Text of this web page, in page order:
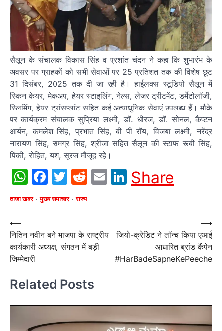
सैलून के संचालक विकास सिंह व प्रशांत चंदन ने कहा कि शुभारंभ के
अवसर पर ग्राहकों को सभी सेवाओं पर 25 प्रतिशत तक की विशेष छूट
31 दिसंबर, 2025 तक दी जा रही है। हाईलक्स स्टूडियो सैलून में
स्किन केयर, मेकअप, हेयर स्टाइलिंग, नेल्स, लेजर ट्रीटमेंट, डर्मेटोलॉजी,
स्लिमिंग, हेयर ट्रांसप्लांट सहित कई अत्याधुनिक सेवाएं उपलब्ध हैं। मौके
पर कार्यक्रम संचालक सुप्रिया लक्ष्मी, डॉ. धीरज, डॉ. सोनल, कैप्टन
आर्यन, कमलेश सिंह, प्रभात सिंह, बी पी रॉय, विजया लक्ष्मी, नरेंद्र
नारायण सिंह, समग्र सिंह, श्रीजा सहित सैलून की स्टाफ रूबी सिंह,
पिंकी, रोहित, यश, सूरज मौजूद रहे।
WhatsApp
Facebook
Twitter
Reddit
EmailLinkedIn
Share
ताजा खबर मुख्य समाचार राज्य
Post
navigation
⟵
नितिन नवीन बने भाजपा के राष्ट्रीय
कार्यकारी अध्यक्ष, संगठन में बड़ी
जिम्मेदारी
जियो-क्रेडिट ने लॉन्च किया एआई
आधारित ब्रांड कैंपेन
#HarBadeSapneKePeeche
⟶
Related Posts